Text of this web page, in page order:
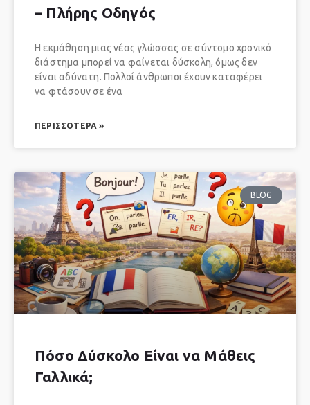
– Πλήρης Οδηγός
Η εκμάθηση μιας νέας γλώσσας σε σύντομο χρονικό
διάστημα μπορεί να φαίνεται δύσκολη, όμως δεν
είναι αδύνατη. Πολλοί άνθρωποι έχουν καταφέρει
να φτάσουν σε ένα
ΠΕΡΙΣΣΌΤΕΡΑ »
BLOG
Πόσο Δύσκολο Είναι να Μάθεις
Γαλλικά;